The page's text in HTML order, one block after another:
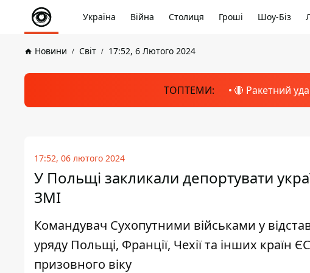
Україна Війна Столиця Гроші Шоу-Біз
Новини Світ 17:52, 6 Лютого 2024
ТОПТЕМИ: 🔴 Ракетний
17:52, 06 лютого 2024
У Польщі закликали депортувати
ЗМІ
Командувач Сухопутними військами у
уряду Польщі, Франції, Чехії та інших країн
призовного віку